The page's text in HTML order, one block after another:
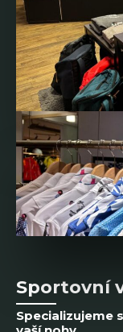
Sportovní
Specializujeme